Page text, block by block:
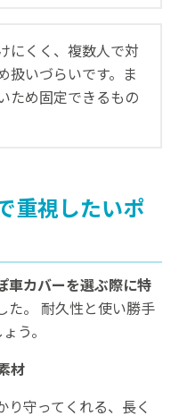
にくく、複数人で対
扱いづらいです。ま
ため固定できるもの
重視したいポ
車カバーを選ぶ際に特
た。 耐久性と使い勝手
う。
材
り守ってくれる、長く